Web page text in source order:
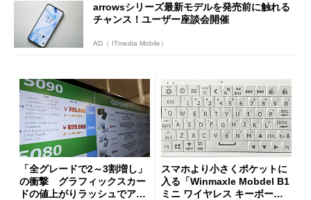
arrowsシリーズ最新モデルを発売前に触れる
チャンス！ユーザー座談会開催
AD（ ITmedia Mobile）
「全グレードで2～3割増し」
の衝撃 グラフィックスカー
ドの値上がりラッシュでアキ
スマホより小さくポケットに
入る「Winmaxle Mobdel B1
ミニ ワイヤレス キーボー